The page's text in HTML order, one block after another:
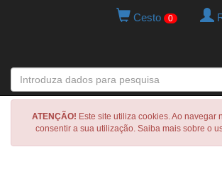
Cesto 0
ATENÇÃO! Este site utiliza cookies. Ao navegar
consentir a sua utilização. Saiba mais sobre o